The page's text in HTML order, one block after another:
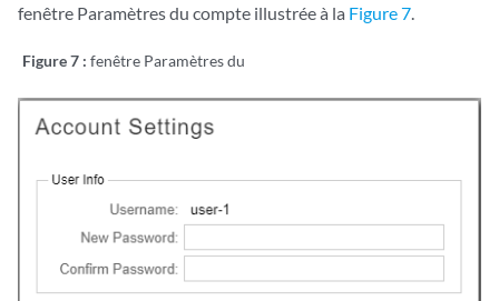
fenêtre Paramètres du compte illustrée à la Figure 7
Figure 7 : fenêtre Paramètres du